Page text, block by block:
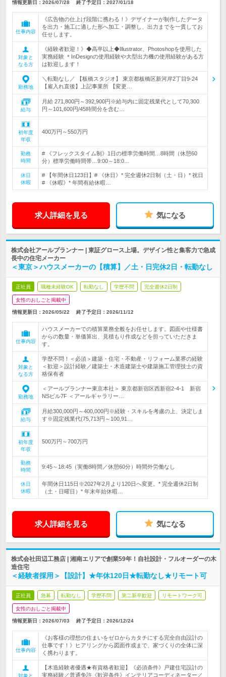
情報更新日：2026/07/28 終了予定日： 2027/01/18
仕事内容
《広告物の仕上げ段階に携わる！》デザイナーが制作したデータ
を出力・施工に適した形へ加工・調整し、出力までを一貫してお
任せします。
対象と
なる方
《経験者歓迎！》◆高卒以上◆Illustrator、Photoshopを使用した
実務経験 ＊InDesignの使用経験や大型出力機の使用経験がある方
は歓迎します！
勤務地
＼転勤なし／ 【板橋スタジオ】 東京都板橋区新河岸2丁目9-24
【雇入れ直後】上記事業所 【変更…
給与
月給 271,800円～392,900円※給与内に固定残業代として70,300
円～101,600円/45時間分を含む…
初年度
年収
400万円～550万円
勤務
時間
# 《フレックスタイム制》1日の標準労働時間…8時間（休憩60
分）標準労働時間帯…9:00～18:0…
休日
休暇
# 【年間休日123日】# 《休日》* 完全週休2日制（土・日）* 祝日
# 《休暇》* 年間有給休暇…
求人詳細を見る 気になる
株式会社アールプランナー | 東証グロース上場。デザイン性と集客力で急成
長中の住宅メーカー
＜東京＞ハウスメーカーの【積算】／土・日完休2日・転勤なし
正社員 職種未経験OK 転勤なし 学歴不問 完全週休2日制
女性のおしごと掲載中
情報更新日：2026/05/22 終了予定日： 2026/11/12
仕事内容
ハウスメーカーでの積算業務全般をお任せします。図面や仕様書
からの数量・単価算出、見積もり作成などを担っていただきま
す。
対象と
なる方
学歴不問！＜必須＞建築・住宅・不動産・リフォーム業界の経験
＜歓迎＞設計経験／建築士・木造建築士や建築施工管理技士の資
格保有者
勤務地
＜アールプランナー東京本社＞ 東京都新宿区西新宿2-4-1 新宿
NSビル7F ＜アールギャラリー…
給与
月給300,000円～400,000円※経験・スキルを考慮の上、決定しま
す※固定残業代(75,713円～100,91…
初年度
年収
500万円～700万円
勤務
時間
9:45～18:45（実働8時間／休憩60分）時間外労働なし
休日
休暇
年間休日115日※2027年2月より120日へ変更。* 完全週休2日制
（土・日曜日）* 年末年始休暇…
求人詳細を見る 気になる
株式会社田辺工務店 | 湘南エリアで創業59年！自社設計・フルオーダーの木
造住宅
＜経験者採用＞【設計】★年休120日★転勤なし★リモート可
正社員 急募 転勤なし 学歴不問 第二新卒歓迎 リモートワーク可
女性のおしごと掲載中
情報更新日：2026/07/03 終了予定日： 2026/12/24
仕事内容
《お客様の理想の住まいをゼロからカタチにする完全自由設計の
仕事です！》ヒアリングから図面作成まで、家づくりの全体に深
く携わります。
対象と
【木造経験者優遇★有資格者歓迎】《必須条件》戸建住宅設計の
実務経験／普通免許《歓迎条件》インテリアコーディネーター／